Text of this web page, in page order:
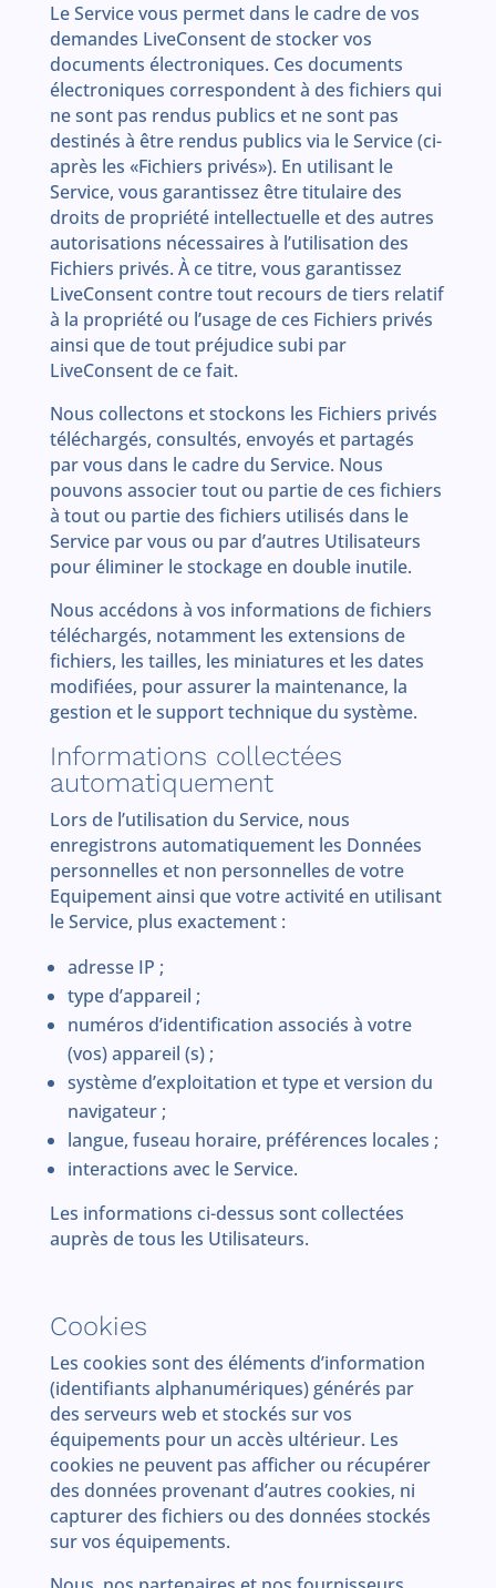
Le Service vous permet dans le cadre de vos
demandes LiveConsent de stocker vos
documents électroniques. Ces documents
électroniques correspondent à des fichiers qui
ne sont pas rendus publics et ne sont pas
destinés à être rendus publics via le Service (ci-
après les «Fichiers privés»). En utilisant le
Service, vous garantissez être titulaire des
droits de propriété intellectuelle et des autres
autorisations nécessaires à l’utilisation des
Fichiers privés. À ce titre, vous garantissez
LiveConsent contre tout recours de tiers relatif
à la propriété ou l’usage de ces Fichiers privés
ainsi que de tout préjudice subi par
LiveConsent de ce fait.
Nous collectons et stockons les Fichiers privés
téléchargés, consultés, envoyés et partagés
par vous dans le cadre du Service. Nous
pouvons associer tout ou partie de ces fichiers
à tout ou partie des fichiers utilisés dans le
Service par vous ou par d’autres Utilisateurs
pour éliminer le stockage en double inutile.
Nous accédons à vos informations de fichiers
téléchargés, notamment les extensions de
fichiers, les tailles, les miniatures et les dates
modifiées, pour assurer la maintenance, la
gestion et le support technique du système.
Informations collectées
automatiquement
Lors de l’utilisation du Service, nous
enregistrons automatiquement les Données
personnelles et non personnelles de votre
Equipement ainsi que votre activité en utilisant
le Service, plus exactement :
adresse IP ;
type d’appareil ;
numéros d’identification associés à votre
(vos) appareil (s) ;
système d’exploitation et type et version du
navigateur ;
langue, fuseau horaire, préférences locales ;
interactions avec le Service.
Les informations ci-dessus sont collectées
auprès de tous les Utilisateurs.
Cookies
Les cookies sont des éléments d’information
(identifiants alphanumériques) générés par
des serveurs web et stockés sur vos
équipements pour un accès ultérieur. Les
cookies ne peuvent pas afficher ou récupérer
des données provenant d’autres cookies, ni
capturer des fichiers ou des données stockés
sur vos équipements.